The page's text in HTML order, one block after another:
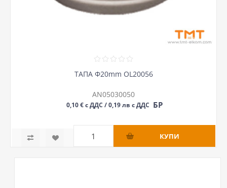
ТАПА Ф20mm OL20056
AN05030050
0,10 € с ДДС / 0,19 лв с ДДС БР